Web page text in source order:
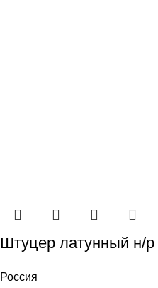
Штуцер латунный н/
Россия